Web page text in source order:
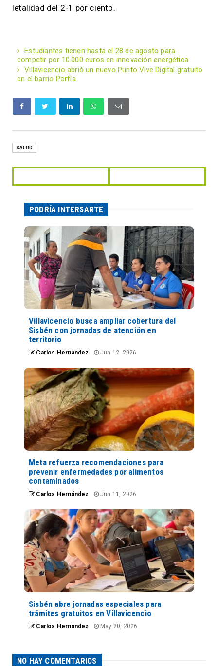
letalidad del 2-1 por ciento.
Estudiantes tienen hasta el 28 de agosto para
competir por 10.000 euros en innovación energética
Villavicencio abrió un nuevo Punto Vive Digital gratuito
en el barrio Porfía
SALUD
PODRÍA INTERSARTE
Villavicencio busca ampliar cobertura del
Sisbén con jornadas de atención en
territorio
Carlos Hernández Jun 12, 2026
Meta refuerza recomendaciones para
prevenir enfermedades por alimentos
contaminados
Carlos Hernández Jun 11, 2026
Sisbén abre jornadas especiales para
trámites gratuitos en Villavicencio
Carlos Hernández May 20, 2026
NO HAY COMENTARIOS